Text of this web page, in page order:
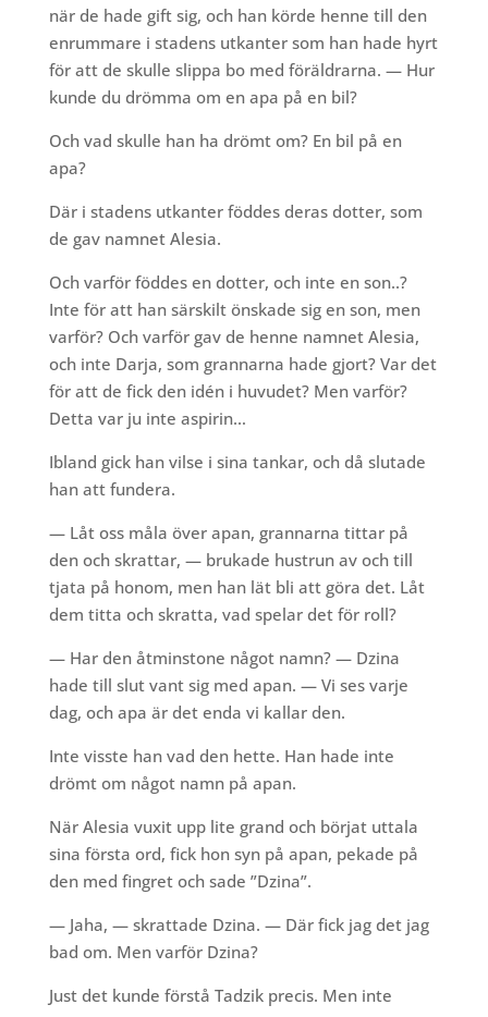
när de hade gift sig, och han körde henne till den
enrummare i stadens utkanter som han hade hyrt
för att de skulle slippa bo med föräldrarna. — Hur
kunde du drömma om en apa på en bil?
Och vad skulle han ha drömt om? En bil på en
apa?
Där i stadens utkanter föddes deras dotter, som
de gav namnet Alesia.
Och varför föddes en dotter, och inte en son..?
Inte för att han särskilt önskade sig en son, men
varför? Och varför gav de henne namnet Alesia,
och inte Darja, som grannarna hade gjort? Var det
för att de fick den idén i huvudet? Men varför?
Detta var ju inte aspirin…
Ibland gick han vilse i sina tankar, och då slutade
han att fundera.
— Låt oss måla över apan, grannarna tittar på
den och skrattar, — brukade hustrun av och till
tjata på honom, men han lät bli att göra det. Låt
dem titta och skratta, vad spelar det för roll?
— Har den åtminstone något namn? — Dzina
hade till slut vant sig med apan. — Vi ses varje
dag, och apa är det enda vi kallar den.
Inte visste han vad den hette. Han hade inte
drömt om något namn på apan.
När Alesia vuxit upp lite grand och börjat uttala
sina första ord, fick hon syn på apan, pekade på
den med fingret och sade ”Dzina”.
— Jaha, — skrattade Dzina. — Där fick jag det jag
bad om. Men varför Dzina?
Just det kunde förstå Tadzik precis. Men inte